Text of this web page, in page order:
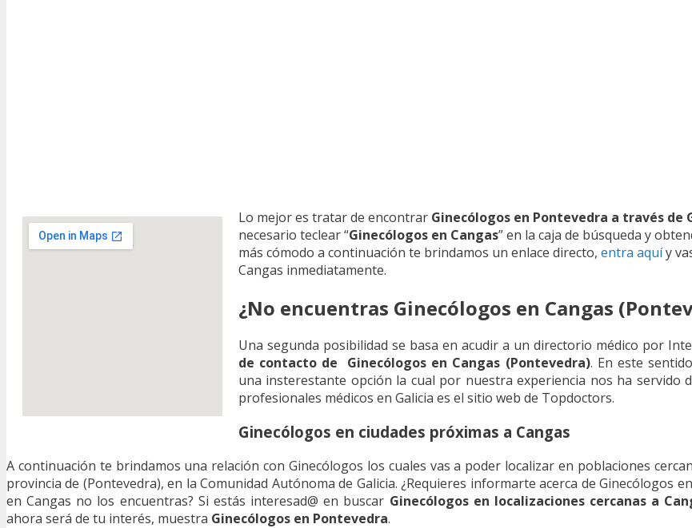
Lo mejor es tratar de encontrar Ginecólogos en Pontevedra a través de
necesario teclear “Ginecólogos en Cangas” en la caja de búsqueda y
más cómodo a continuación te brindamos un enlace directo, entra aquíy
Cangas inmediatamente.
¿No encuentras Ginecólogos en Cangas
Una segunda posibilidad se basa en acudir a un directorio médico por
de contacto de Ginecólogos en Cangas (Pontevedra). En este
una insterestante opción la cual por nuestra experiencia nos ha servido
profesionales médicos en Galicia es el sitio web de Topdoctors.
Ginecólogos en ciudades próximas a Cangas
A continuación te brindamos una relación con Ginecólogos los cuales vas a poder localizar en poblaciones
provincia de (Pontevedra), en la Comunidad Autónoma de Galicia. ¿Requieres informarte acerca de Ginecólogos
en Cangas no los encuentras? Si estás interesad@ en buscar Ginecólogos en localizaciones cercanas a
ahora será de tu interés, muestra Ginecólogos en Pontevedra.